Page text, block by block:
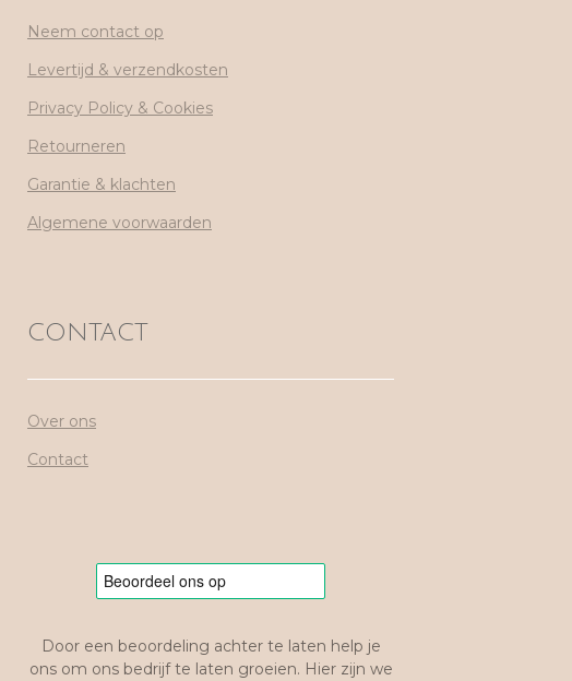
Neem contact op
Levertijd & verzendkosten
Privacy Policy & Cookies
Retourneren
Garantie & klachten
Algemene voorwaarden
CONTACT
Over ons
Contact
Door een beoordeling achter te laten help je
ons om ons bedrijf te laten groeien. Hier zijn we